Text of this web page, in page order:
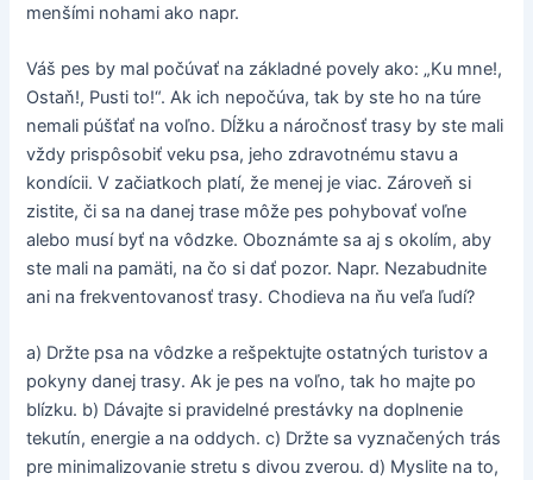
menšími nohami ako napr.
Váš pes by mal počúvať na základné povely ako: „Ku mne!,
Ostaň!, Pusti to!“. Ak ich nepočúva, tak by ste ho na túre
nemali púšťať na voľno. Dĺžku a náročnosť trasy by ste mali
vždy prispôsobiť veku psa, jeho zdravotnému stavu a
kondícii. V začiatkoch platí, že menej je viac. Zároveň si
zistite, či sa na danej trase môže pes pohybovať voľne
alebo musí byť na vôdzke. Oboznámte sa aj s okolím, aby
ste mali na pamäti, na čo si dať pozor. Napr. Nezabudnite
ani na frekventovanosť trasy. Chodieva na ňu veľa ľudí?
a) Držte psa na vôdzke a rešpektujte ostatných turistov a
pokyny danej trasy. Ak je pes na voľno, tak ho majte po
blízku. b) Dávajte si pravidelné prestávky na doplnenie
tekutín, energie a na oddych. c) Držte sa vyznačených trás
pre minimalizovanie stretu s divou zverou. d) Myslite na to,